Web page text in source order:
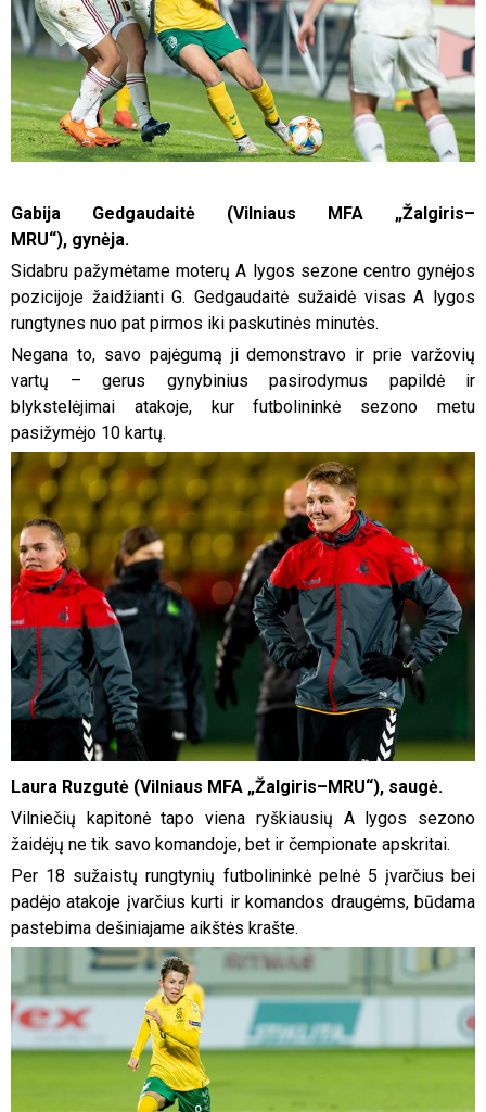
Gabija Gedgaudaitė (Vilniaus MFA „Žalgiris–
MRU“), gynėja.
Sidabru pažymėtame moterų A lygos sezone centro gynėjos
pozicijoje žaidžianti G. Gedgaudaitė sužaidė visas A lygos
rungtynes nuo pat pirmos iki paskutinės minutės.
Negana to, savo pajėgumą ji demonstravo ir prie varžovių
vartų – gerus gynybinius pasirodymus papildė ir
blykstelėjimai atakoje, kur futbolininkė sezono metu
pasižymėjo 10 kartų.
Laura Ruzgutė (Vilniaus MFA „Žalgiris–MRU“), saugė.
Vilniečių kapitonė tapo viena ryškiausių A lygos sezono
žaidėjų ne tik savo komandoje, bet ir čempionate apskritai.
Per 18 sužaistų rungtynių futbolininkė pelnė 5 įvarčius bei
padėjo atakoje įvarčius kurti ir komandos draugėms, būdama
pastebima dešiniajame aikštės krašte.